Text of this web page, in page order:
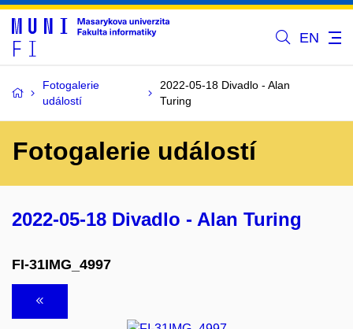
EN
Fotogalerie
událostí
2022-05-18 Divadlo - Alan
Turing
Fotogalerie událostí
2022-05-18 Divadlo - Alan Turing
FI-31IMG_4997